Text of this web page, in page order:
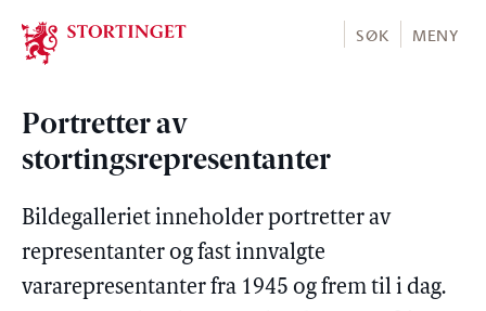
Stortinget.no
SØK MENY
Portretter av
stortingsrepresentanter
Bildegalleriet inneholder portretter av
representanter og fast innvalgte
vararepresentanter fra 1945 og frem til i dag.